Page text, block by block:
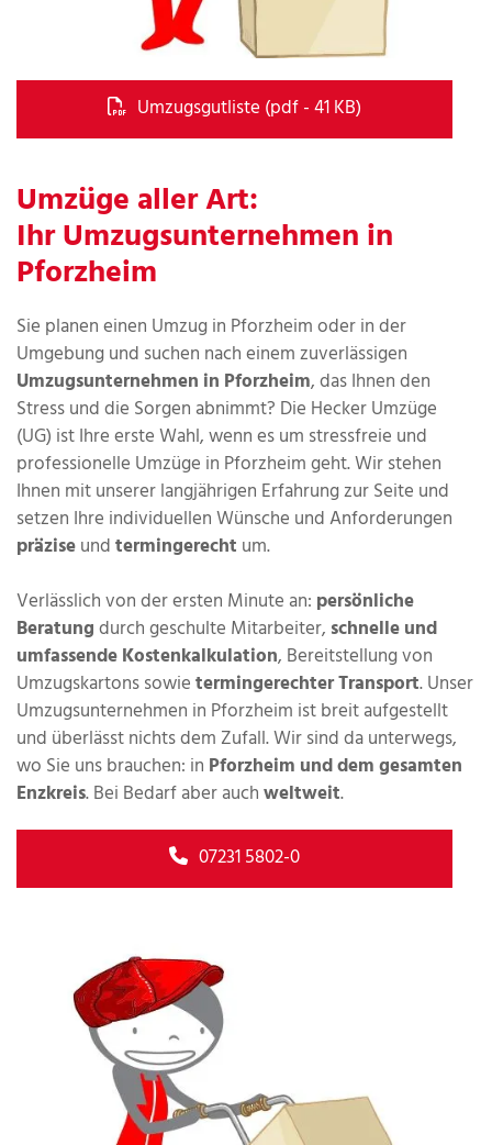
Umzugsgutliste (pdf - 41 KB)
Umzüge aller Art:
Ihr Umzugsunternehmen in
Pforzheim
Sie planen einen Umzug in Pforzheim oder in der
Umgebung und suchen nach einem zuverlässigen
Umzugsunternehmen in Pforzheim, das Ihnen den
Stress und die Sorgen abnimmt? Die Hecker Umzüge
(UG) ist Ihre erste Wahl, wenn es um stressfreie und
professionelle Umzüge in Pforzheim geht. Wir stehen
Ihnen mit unserer langjährigen Erfahrung zur Seite und
setzen Ihre individuellen Wünsche und Anforderungen
präziseundtermingerecht um.
Verlässlich von der ersten Minute an: persönliche
Beratungdurch geschulte Mitarbeiter, schnelle und
umfassende Kostenkalkulation, Bereitstellung von
Umzugskartons sowietermingerechter Transport. Unser
Umzugsunternehmen in Pforzheim ist breit aufgestellt
und überlässt nichts dem Zufall. Wir sind da unterwegs,
wo Sie uns brauchen: in Pforzheim und dem gesamten
Enzkreis. Bei Bedarf aber auchweltweit.
07231 5802-0